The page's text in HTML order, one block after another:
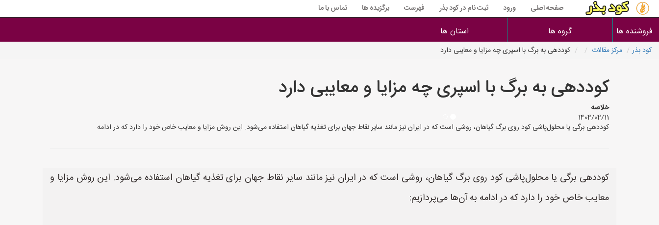
صفحه اصلی ورود ثبت نام در کود بذر فهرست برگزیده ها تماس با ما
فروشنده ها گروه ها استان ها
کود بذر مرکز مقالات کوددهی به برگ با اسپری چه مزایا و معایبی دارد
کوددهی به برگ با اسپری چه مزایا و معایبی دارد
خلاصه
1404/04/11
کوددهی برگی یا محلول‌پاشی کود روی برگ گیاهان، روشی است که در ایران نیز مانند سایر نقاط جهان برای تغذیه گیاهان استفاده می‌شود. این روش مزایا و معایب خاص خود را دارد که در ادامه
کوددهی برگی یا محلول‌پاشی کود روی برگ گیاهان، روشی است که در ایران نیز مانند سایر نقاط جهان برای تغذیه گیاهان استفاده می‌شود. این روش مزایا و
معایب خاص خود را دارد که در ادامه به آن‌ها می‌پردازیم: